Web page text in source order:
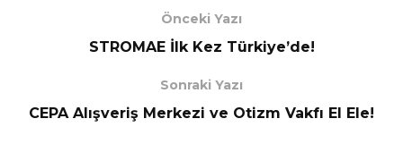
Önceki Yazı
STROMAE İlk Kez Türkiye’de!
Sonraki Yazı
CEPA Alışveriş Merkezi ve Otizm Vakfı El Ele!